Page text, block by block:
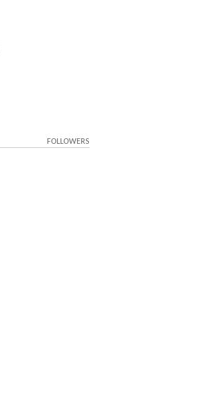
FOLLOWERS